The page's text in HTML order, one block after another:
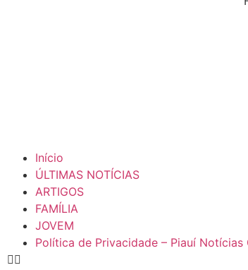
Início
ÚLTIMAS NOTÍCIAS
ARTIGOS
FAMÍLIA
JOVEM
Política de Privacidade – Piauí Notícias